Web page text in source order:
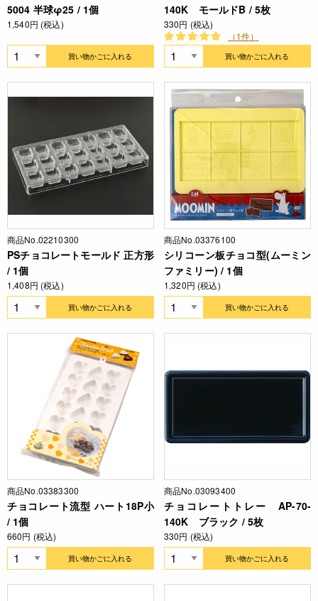
5004 半球φ25 / 1個
1,540円 (税込)
買い物かごに入れる
140K モールドB / 5枚
330円 (税込)
（1件）
買い物かごに入れる
商品No.02210300
PSチョコレートモールド 正方形
/ 1個
1,408円 (税込)
買い物かごに入れる
商品No.03376100
シリコーン板チョコ型(ムーミン
ファミリー) / 1個
1,320円 (税込)
買い物かごに入れる
商品No.03383300
チョコレート流型 ハート18P小
/ 1個
660円 (税込)
買い物かごに入れる
商品No.03093400
チョコレートトレー AP-70-
140K ブラック / 5枚
330円 (税込)
買い物かごに入れる